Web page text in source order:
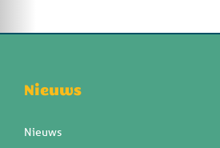
Nieuws
Nieuws